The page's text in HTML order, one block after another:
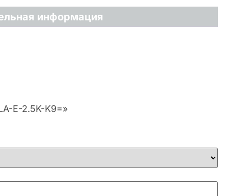
информация
E-2.5K-K9=»